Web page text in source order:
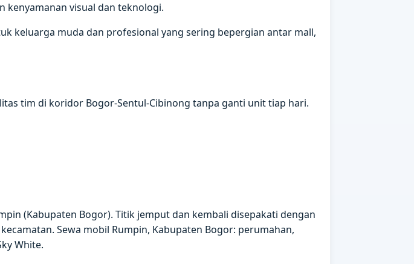
kenyamanan visual dan teknologi.
keluarga muda dan profesional yang sering bepergian antar mall,
tim di koridor Bogor-Sentul-Cibinong tanpa ganti unit tiap hari.
(Kabupaten Bogor). Titik jemput dan kembali disepakati dengan
Sewa mobil Rumpin, Kabupaten Bogor: perumahan,
White.